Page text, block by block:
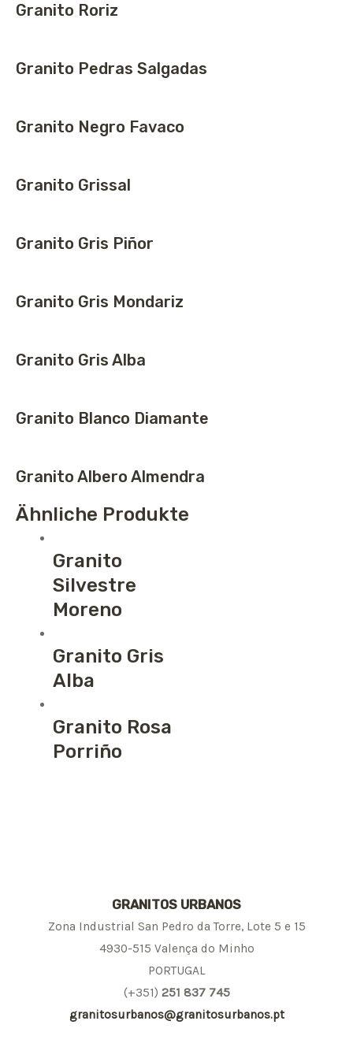
Granito Roriz
Granito Pedras Salgadas
Granito Negro Favaco
Granito Grissal
Granito Gris Piñor
Granito Gris Mondariz
Granito Gris Alba
Granito Blanco Diamante
Granito Albero Almendra
Ähnliche Produkte
Granito
Silvestre
Moreno
Granito Gris
Alba
Granito Rosa
Porriño
GRANITOS URBANOS
Zona Industrial San Pedro da Torre, Lote 5 e 15
4930-515 Valença do Minho
PORTUGAL
(+351) 251 837 745
granitosurbanos@granitosurbanos.pt